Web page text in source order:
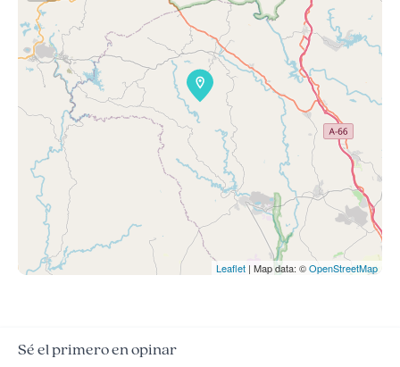
Leaflet | Map data: ©OpenStreetMap
Sé el primero en opinar